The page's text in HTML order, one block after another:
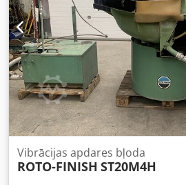
Vibrācijas apdares bļoda
ROTO-FINISH ST20M4H